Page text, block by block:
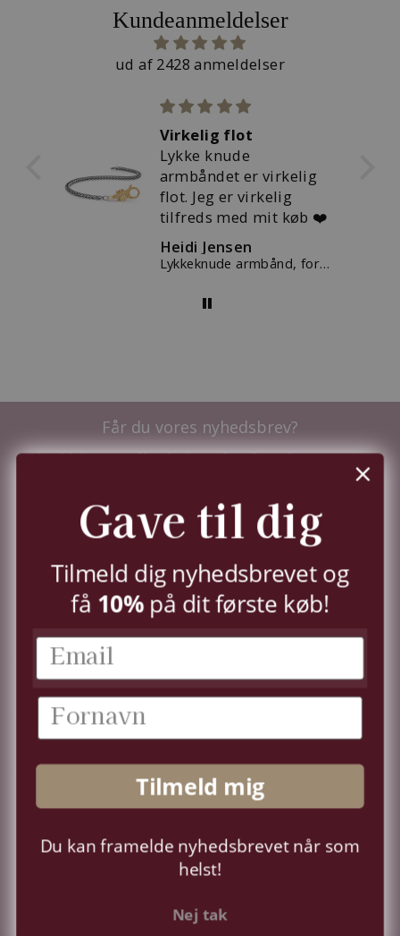
Kundeanmeldelser
ud af 2428 anmeldelser
Virkelig flot
Lykke knude
armbåndet er virkelig
flot. Jeg er virkelig
tilfreds med mit køb ❤️
Heidi Jensen
Lykkeknude armbånd, forgyldt
Får du vores nyhedsbrev?
Tilmeld dig nu og få nyhederne før alle andre - samt10%
persondatapolitik.
TILMELD
OM OS
Sprog
Dansk
Gave til dig
Tilmeld dig nyhedsbrevet og
få 10%på dit første køb!
Tilmeld mig
Du kan framelde nyhedsbrevet når som
helst!
Nej tak